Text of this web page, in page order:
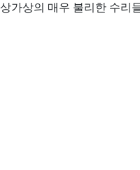
가상의 매우 불리한 수리